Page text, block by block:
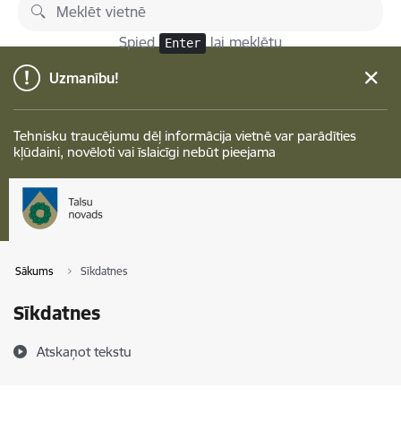
Pāriet uz lapas saturu
Spied Enter lai meklētu
Uzmanību!
Tehnisku traucējumu dēļ informācija vietnē var parādīties
kļūdaini, novēloti vai īslaicīgi nebūt pieejama
Sākums Sīkdatnes
Sīkdatnes
Atskaņot tekstu